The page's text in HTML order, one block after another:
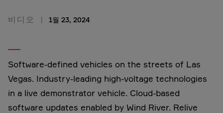
비디오 1월 23, 2024
Software-defined vehicles on the streets of Las
Vegas. Industry-leading high-voltage technologies
in a live demonstrator vehicle. Cloud-based
software updates enabled by Wind River. Relive